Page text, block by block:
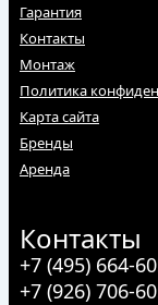
Гарантия
Контакты
Монтаж
Политика
Карта сайта
Бренды
Аренда
Контакты
+7 (495) 664-
+7 (926) 706-